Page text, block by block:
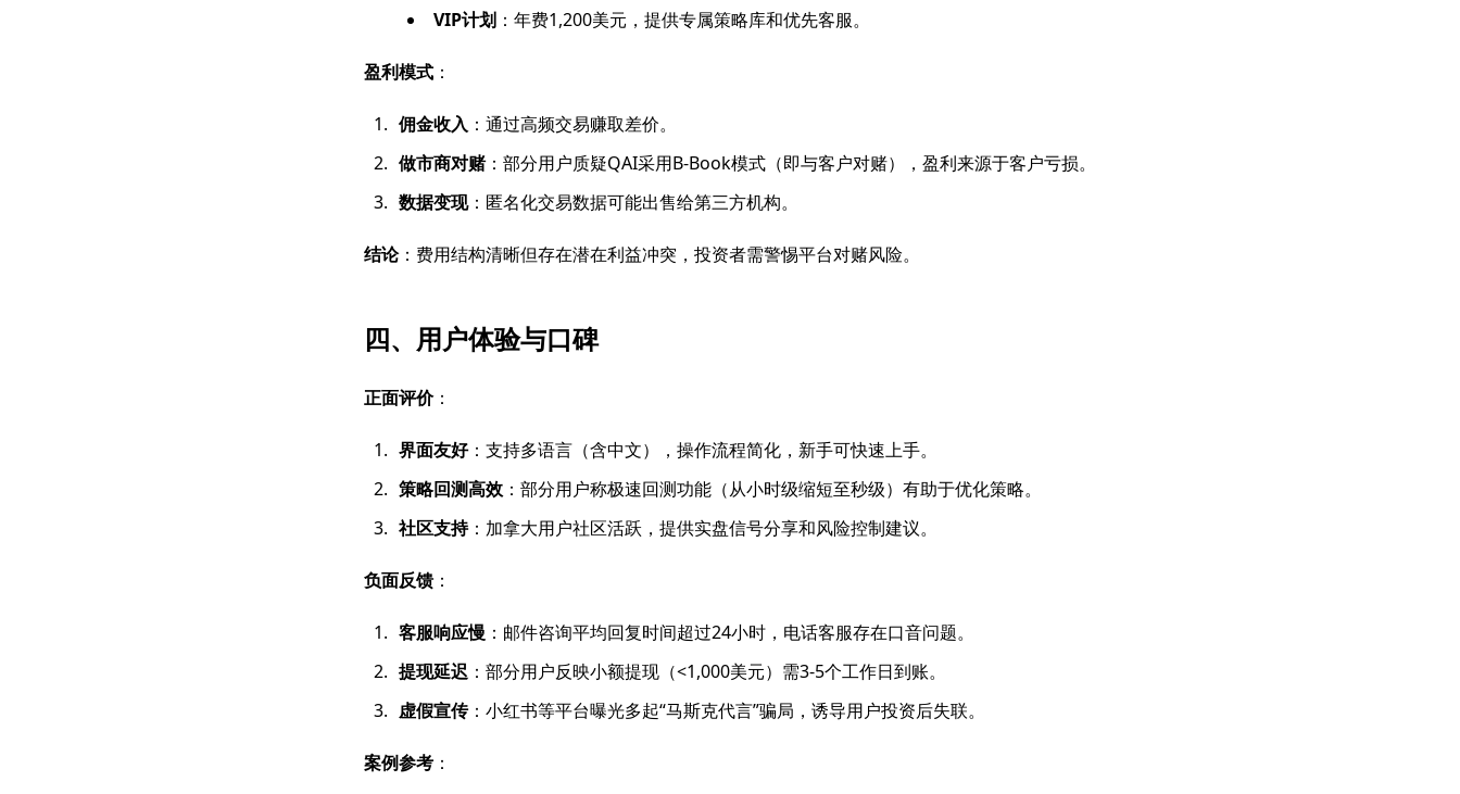
VIP计划：年费1,200美元，提供专属策略库和优先客服。
盈利模式：
佣金收入 ：通过高频交易赚取差价。
做市商对赌：部分用户质疑QAI采用B-Book模式（即与客户对赌），盈利来源于客户亏损。
数据变现：匿名化交易数据可能出售给第三方机构。
结论：费用结构清晰但存在潜在利益冲突，投资者需警惕平台对赌风险。
四、用户体验与口碑
正面评价：
界面友好：支持多语言（含中文），操作流程简化，新手可快速上手。
策略回测高效：部分用户称极速回测功能（从小时级缩短至秒级）有助于优化策略。
社区支持：加拿大用户社区活跃，提供实盘信号分享和风险控制建议。
负面反馈：
客服响应慢 ：邮件咨询平均回复时间超过24小时，电话客服存在口音问题。
提现延迟：部分用户反映小额提现（<1,000美元）需3-5个工作日到账。
虚假宣传：小红书等平台曝光多起“马斯克代言”骗局，诱导用户投资后失联。
案例参考：